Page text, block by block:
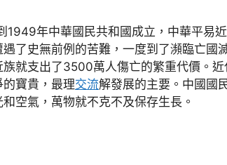
1949年中華國民共和國成立，中華平易
了史無前例的苦難，一度到了瀕臨亡國
就支出了3500萬人傷亡的繁重代價。
寶貴，最理交流解發展的主要。中國國
空氣，萬物就不克不及保存生長。